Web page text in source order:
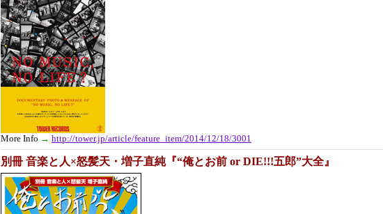
More Info → http://tower.jp/article/feature_item/2014/12/18/3001
別冊 音楽と人×怒髪天・増子直純『“俺とお前 or DIE!!!五郎”大全』